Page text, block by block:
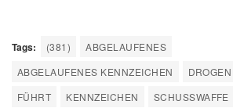
Tags: (381)
ABGELAUFENES
ABGELAUFENES KENNZEICHEN
DROGEN
FÜHRT
KENNZEICHEN
SCHUSSWAFFE